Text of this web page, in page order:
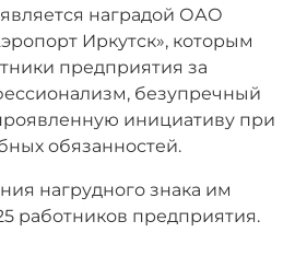
наградой ОАО
Иркутск», которым
предприятия за
безупречный
инициативу при
обязанностей.
нагрудного знака им
работников предприятия.